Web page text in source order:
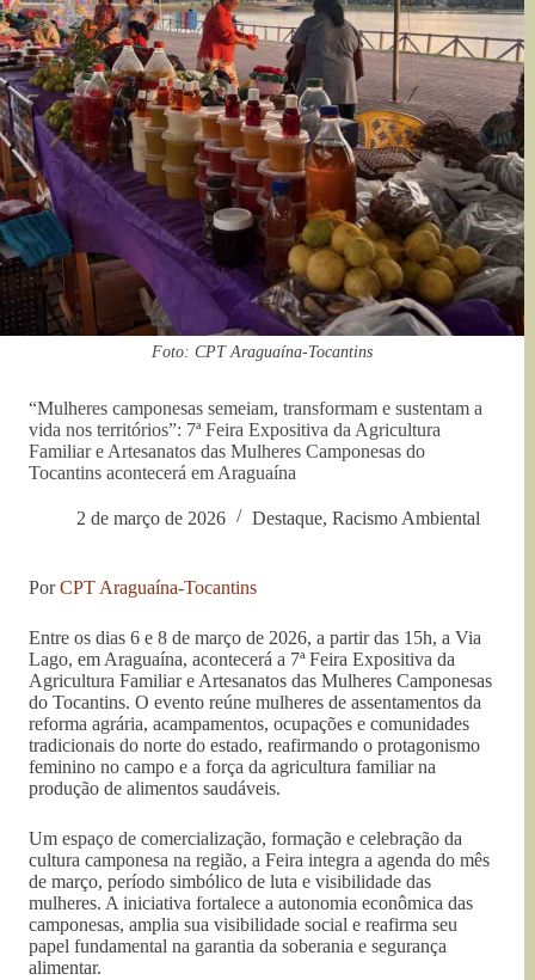
Foto: CPT Araguaína-Tocantins
“Mulheres camponesas semeiam, transformam e sustentam a
vida nos territórios”: 7ª Feira Expositiva da Agricultura
Familiar e Artesanatos das Mulheres Camponesas do
Tocantins acontecerá em Araguaína
2 de março de 2026 Destaque, Racismo Ambiental
PorCPT Araguaína-Tocantins
Entre os dias 6 e 8 de março de 2026, a partir das 15h, a Via
Lago, em Araguaína, acontecerá a 7ª Feira Expositiva da
Agricultura Familiar e Artesanatos das Mulheres Camponesas
do Tocantins. O evento reúne mulheres de assentamentos da
reforma agrária, acampamentos, ocupações e comunidades
tradicionais do norte do estado, reafirmando o protagonismo
feminino no campo e a força da agricultura familiar na
produção de alimentos saudáveis.
Um espaço de comercialização, formação e celebração da
cultura camponesa na região, a Feira integra a agenda do mês
de março, período simbólico de luta e visibilidade das
mulheres. A iniciativa fortalece a autonomia econômica das
camponesas, amplia sua visibilidade social e reafirma seu
papel fundamental na garantia da soberania e segurança
alimentar.